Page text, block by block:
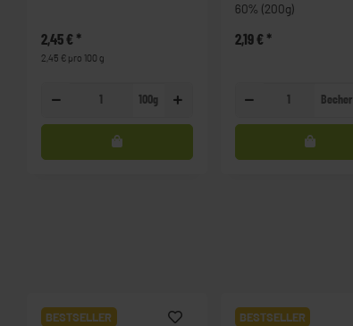
2,45 €*
2,45 € pro 100 g
100g
60% (200g)
2,19 €*
Becher
BESTSELLER BESTSELLER